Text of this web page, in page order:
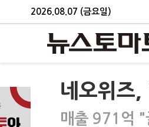
2026.08.07 (금요일)
네오위즈
매출 971억 "